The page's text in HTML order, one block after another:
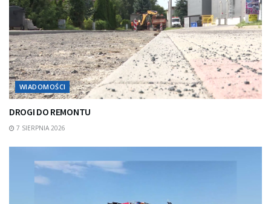
WIADOMOŚCI
DROGI DO REMONTU
7 SIERPNIA 2026